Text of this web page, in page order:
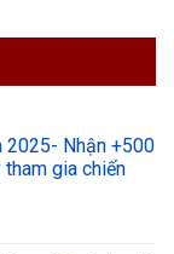
2025- Nhận +500
tham gia chiến